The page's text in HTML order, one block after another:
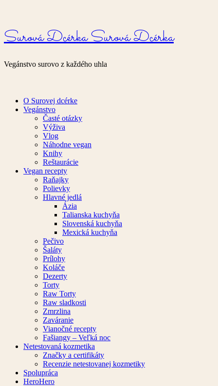
Surová DcérkaSurová Dcérka
Vegánstvo surovo z každého uhla
O Surovej dcérke
Vegánstvo
Časté otázky
Výživa
Vlog
Náhodne vegan
Knihy
Reštaurácie
Vegan recepty
Raňajky
Polievky
Hlavné jedlá
Ázia
Talianska kuchyňa
Slovenská kuchyňa
Mexická kuchyňa
Pečivo
Šaláty
Prílohy
Koláče
Dezerty
Torty
Raw Torty
Raw sladkosti
Zmrzlina
Zaváranie
Vianočné recepty
Fašiangy – Veľká noc
Netestovaná kozmetika
Značky a certifikáty
Recenzie netestovanej kozmetiky
Spolupráca
HeroHero